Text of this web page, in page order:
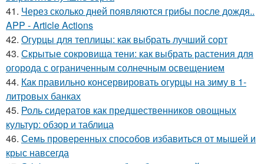
41. Через сколько дней появляются грибы после дождя..
APP - Article Actions
42. Огурцы для теплицы: как выбрать лучший сорт
43. Скрытые сокровища тени: как выбрать растения для
огорода с ограниченным солнечным освещением
44. Как правильно консервировать огурцы на зиму в 1-
литровых банках
45. Роль сидератов как предшественников овощных
культур: обзор и таблица
46. Семь проверенных способов избавиться от мышей и
крыс навсегда